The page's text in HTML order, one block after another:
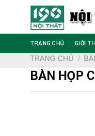
TRANG CHỦ GIỚI
TRANG CHỦ /
BÀN HỌP